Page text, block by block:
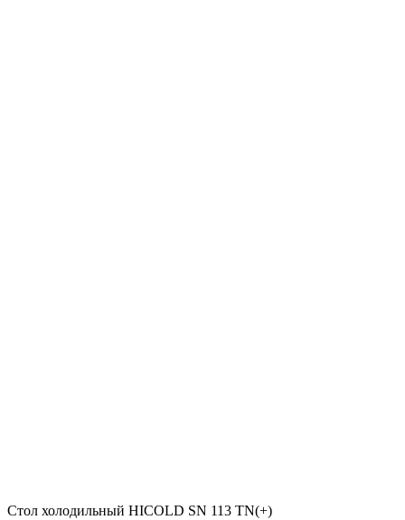
Стол холодильный HICOLD SN 113 TN(+)